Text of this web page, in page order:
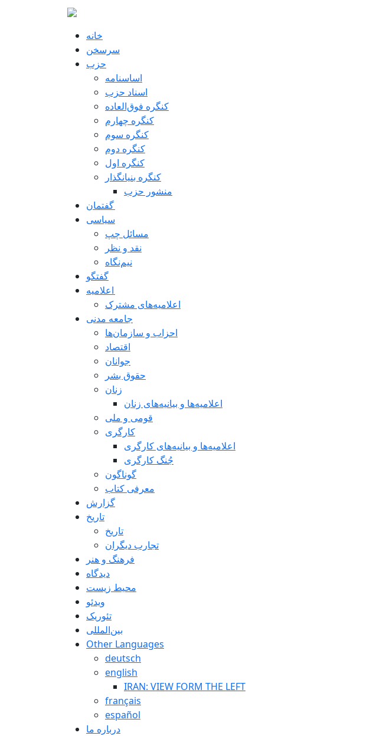
Pasar al contenido principal
خانه
سرسخن
حزب
اساسنامه
اسناد حزب
کنگره فوق‌العاده
کنگره چهارم
کنگره سوم
کنگره دوم
کنگره اول
کنگره بنیانگذار
منشور حزب
سياسی
مسائل چپ
نقد و نظر
نیم‌نگاه
گفتگو
اعلامیه‌های مشترک
جامعه مدنی
احزاب و سازمان‌ها
اقتصاد
جوانان
حقوق بشر
زنان
اعلامیه‌ها و بیانیه‌های زنان
قومی و ملی
کارگری
اعلامیه‌ها و بیانیه‌های کارگری
جُنگ کارگری
گوناگون
معرفی کتاب
گزارش
تاریخ
تاريخ
تجارب ديگران
فرهنگ و هنر
دیدگاه
محیط زیست
ویدئو
تئوریک
بین‌المللی
Other Languages
deutsch
english
IRAN: VIEW FORM THE LEFT
français
español
درباره ما